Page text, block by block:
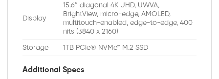
Display
15.6″ diagonal 4K UHD, UWVA,
BrightView, micro-edge, AMOLED,
multitouch-enabled, edge-to-edge, 400
nits (3840 x 2160)
Storage 1TB PCIe® NVMe™ M.2 SSD
Additional Specs